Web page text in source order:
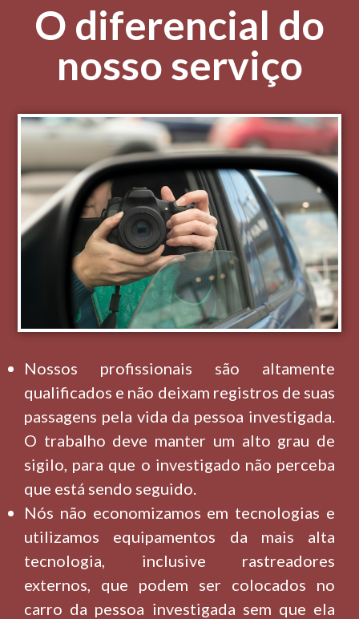
O diferencial do
nosso serviço
Nossos profissionais são altamente
qualificados e não deixam registros de suas
passagens pela vida da pessoa investigada.
O trabalho deve manter um alto grau de
sigilo, para que o investigado não perceba
que está sendo seguido.
Nós não economizamos em tecnologias e
utilizamos equipamentos da mais alta
tecnologia, inclusive rastreadores
externos, que podem ser colocados no
carro da pessoa investigada sem que ela